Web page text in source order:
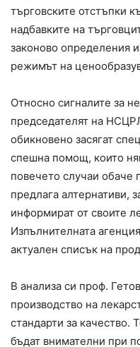
търговските отстъпки
надбавките на
законово определения
режимът на
Относно сигналите за
председателят на
обикновено засягат
спешна помощ, които
повечето случаи обаче
предлага алтернативи,
информират от своите
Изпълнителната
актуален списък на
В анализа си проф.
производство на
стандарти за качество.
бъдат внимателни при